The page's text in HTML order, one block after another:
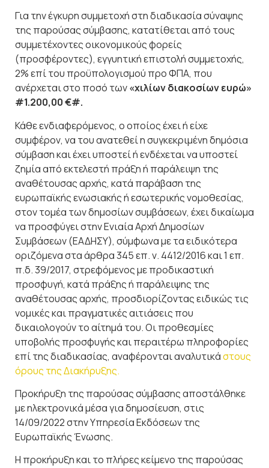
Για την έγκυρη συμμετοχή στη διαδικασία σύναψης
της παρούσας σύμβασης, κατατίθεται από τους
συμμετέχοντες οικονομικούς φορείς
(προσφέροντες), εγγυητική επιστολή συμμετοχής,
2% επί του προϋπολογισμού προ ΦΠΑ, που
ανέρχεται στο ποσό των«χιλίων διακοσίων ευρώ»
#1.200,00 €#.
Κάθε ενδιαφερόμενος, ο οποίος έχει ή είχε
συμφέρον, να του ανατεθεί η συγκεκριμένη δημόσια
σύμβαση και έχει υποστεί ή ενδέχεται να υποστεί
ζημία από εκτελεστή πράξη ή παράλειψη της
αναθέτουσας αρχής, κατά παράβαση της
ευρωπαϊκής ενωσιακής ή εσωτερικής νομοθεσίας,
στον τομέα των δημοσίων συμβάσεων, έχει δικαίωμα
να προσφύγει στην Ενιαία Αρχή Δημοσίων
Συμβάσεων (ΕΑΔΗΣΥ), σύμφωνα με τα ειδικότερα
οριζόμενα στα άρθρα 345 επ. ν. 4412/2016 και 1 επ.
π.δ. 39/2017, στρεφόμενος με προδικαστική
προσφυγή, κατά πράξης ή παράλειψης της
αναθέτουσας αρχής, προσδιορίζοντας ειδικώς τις
νομικές και πραγματικές αιτιάσεις που
δικαιολογούν το αίτημά του. Οι προθεσμίες
υποβολής προσφυγής και περαιτέρω πληροφορίες
επί της διαδικασίας, αναφέρονται αναλυτικάστους
όρους της Διακήρυξης.
Προκήρυξη της παρούσας σύμβασης αποστάλθηκε
με ηλεκτρονικά μέσα για δημοσίευση, στις
14/09/2022 στην Υπηρεσία Εκδόσεων της
Ευρωπαϊκής Ένωσης.
Η προκήρυξη και το πλήρες κείμενο της παρούσας